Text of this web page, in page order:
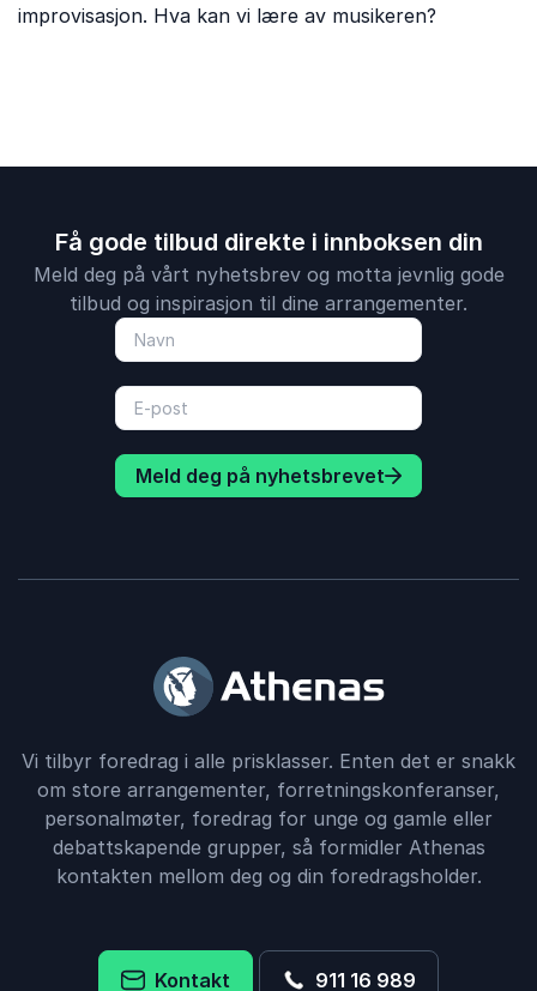
improvisasjon. Hva kan vi lære av musikeren?
Få gode tilbud direkte i innboksen din
Meld deg på vårt nyhetsbrev og motta jevnlig gode
tilbud og inspirasjon til dine arrangementer.
Meld deg på nyhetsbrevet
Vi tilbyr foredrag i alle prisklasser. Enten det er snakk
om store arrangementer, forretningskonferanser,
personalmøter, foredrag for unge og gamle eller
debattskapende grupper, så formidler Athenas
kontakten mellom deg og din foredragsholder.
Kontakt 911 16 989